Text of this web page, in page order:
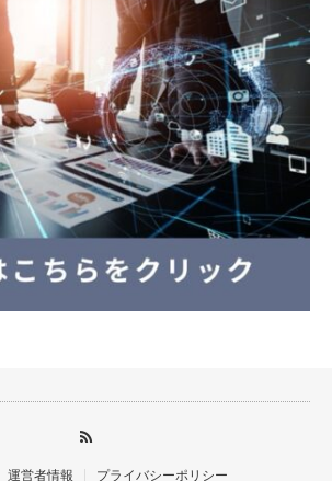
運営者情報 プライバシーポリシー